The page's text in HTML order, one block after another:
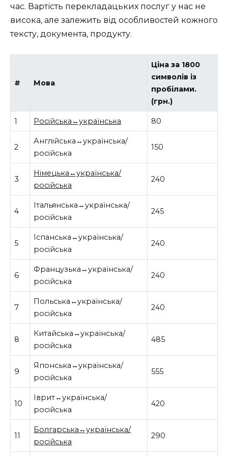
час. Вартість перекладацьких послуг у нас не
висока, але залежить від особливостей кожного
тексту, документа, продукту.
# Мова
Ціна за 1800
символів із
пробілами.
(грн.)
1 Російська↔українська 80
2
Англійська↔українська/
російська
150
3
Німецька↔українська/
російська
240
4
Італьянська↔українська/
російська
245
5
Іспанська↔українська/
російська
240
6
Французька↔українська/
російська
240
7
Польська↔українська/
російська
240
8
Китайська↔українська/
російська
485
9
Японська↔українська/
російська
555
10
Іврит↔українська/
російська
420
11
Болгарська↔українська/
російська
290